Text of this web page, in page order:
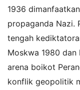
1936
propaganda Nazi.
tengah
Moskwa 1980 dan
arena boikot
konflik geopolitik